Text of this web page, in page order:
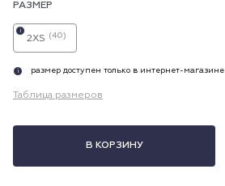
РАЗМЕР
2XS (40)
i
i размер доступен только в интернет-магазине
Таблица размеров
В КОРЗИНУ